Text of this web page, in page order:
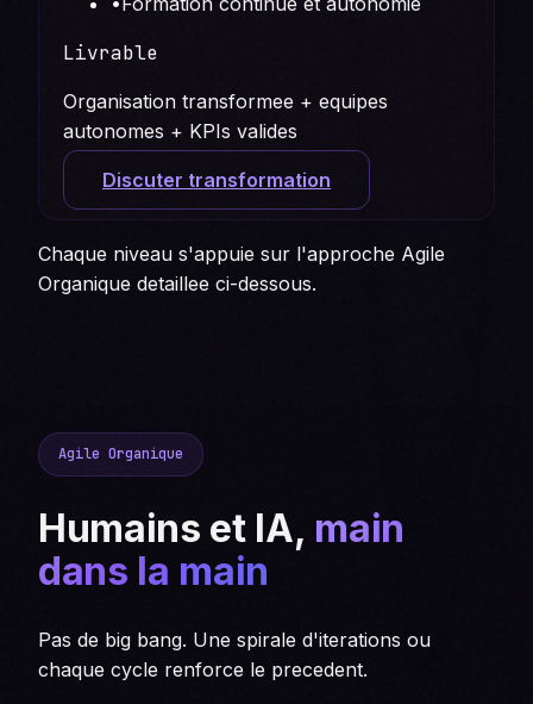
Livrable
Organisation transformee + equipes
autonomes + KPIs valides
Discuter transformation
Chaque niveau s'appuie sur l'approche Agile
Organique detaillee ci-dessous.
Agile Organique
Humains et IA, main
dans la main
Pas de big bang. Une spirale d'iterations ou
chaque cycle renforce le precedent.